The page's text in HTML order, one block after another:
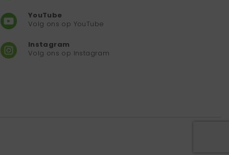
YouTube
Volg ons op YouTube
Instagram
Volg ons op Instagram